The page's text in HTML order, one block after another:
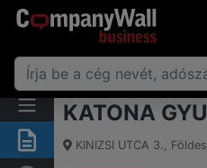
Összegzés
KATONA
KINIZSI UTCA 3., Földes